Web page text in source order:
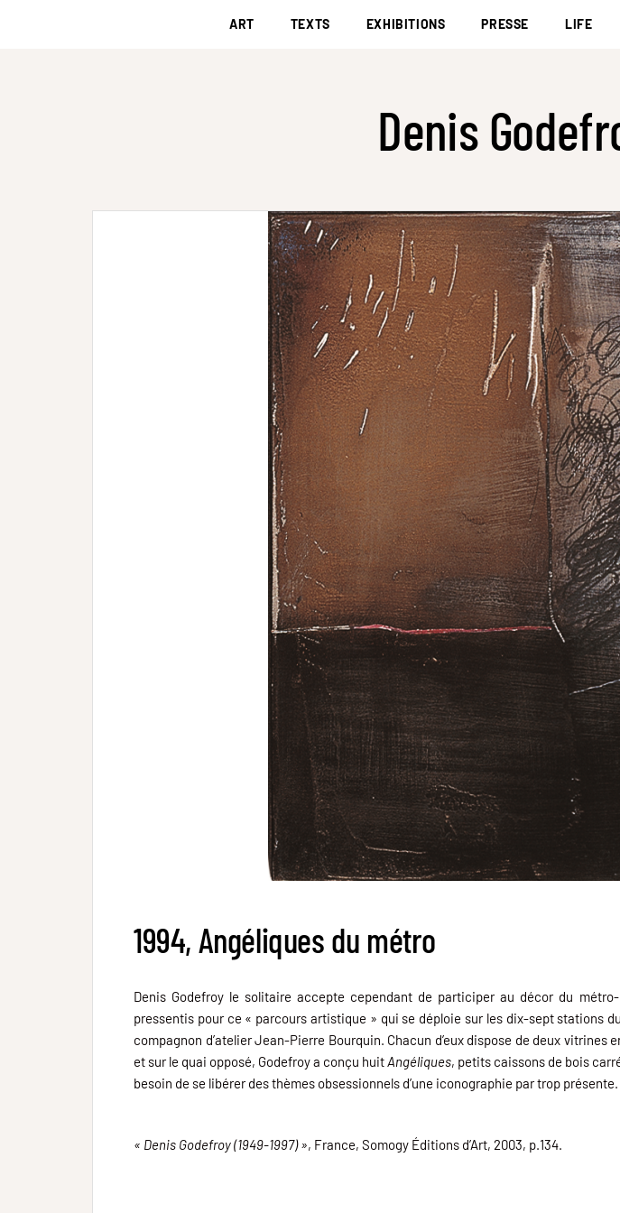
ART TEXTS EXHIBITIONS PRESSE LIFE
Denis
1994, Angéliques du métro
Denis Godefroy le solitaire accepte cependant de participer au décor du
pressentis pour ce « parcours artistique » qui se déploie sur les dix-sept stations
compagnon d’atelier Jean-Pierre Bourquin. Chacun d’eux dispose de deux
et sur le quai opposé, Godefroy a conçu huitAngéliques, petits caissons de bois
besoin de se libérer des thèmes obsessionnels d’une iconographie par trop présente.
« Denis Godefroy (1949-1997) », France, Somogy Éditions d’Art, 2003, p.134.